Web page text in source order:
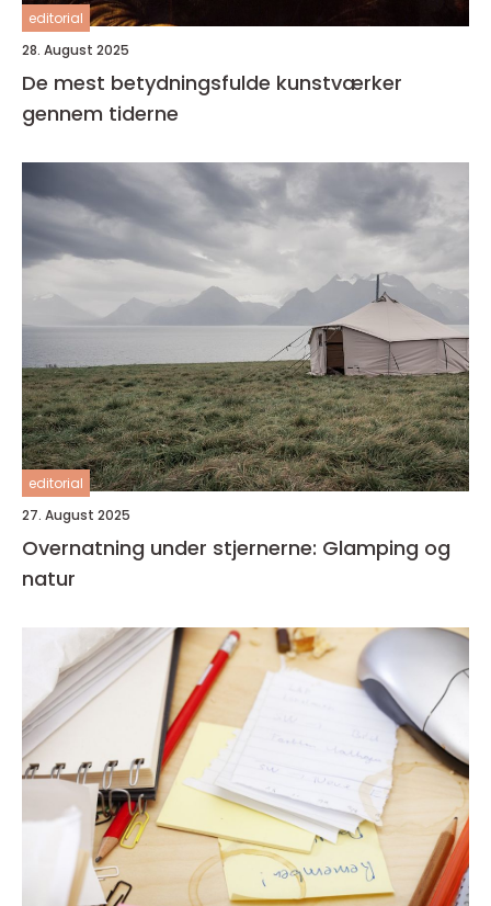
editorial
28. August 2025
De mest betydningsfulde kunstværker
gennem tiderne
editorial
27. August 2025
Overnatning under stjernerne: Glamping og
natur